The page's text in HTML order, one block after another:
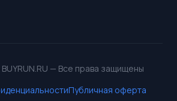
— Все права защищены
Публичная оферта